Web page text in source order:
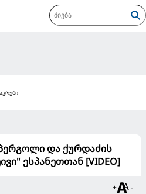
და ქურდაძის
ესპანეთთან [VIDEO]
+ -